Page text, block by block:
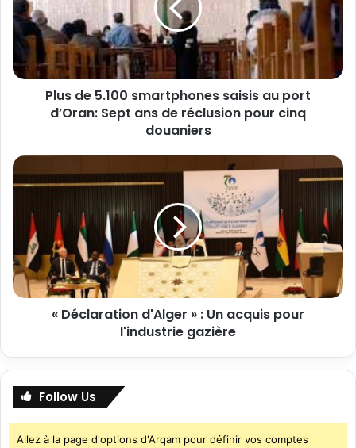
Plus de 5.100 smartphones saisis au port
d’Oran: Sept ans de réclusion pour cinq
douaniers
« Déclaration d'Alger » : Un acquis pour
l'industrie gazière
Follow Us
Allez à la page d'options d'Arqam pour définir vos comptes